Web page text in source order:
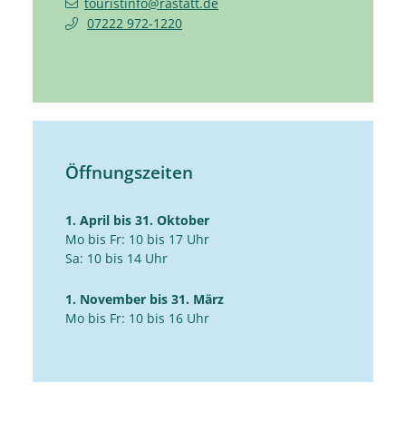
07222 972-1220
Öffnungszeiten
1. April bis 31. Oktober
Mo bis Fr: 10 bis 17 Uhr
Sa: 10 bis 14 Uhr
1. November bis 31. März
Mo bis Fr: 10 bis 16 Uhr